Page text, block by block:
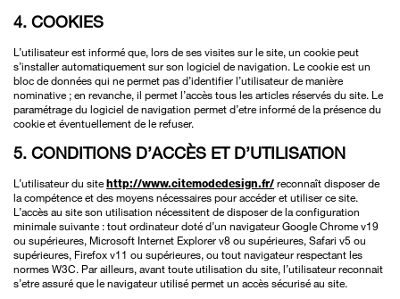
4. COOKIES
L’utilisateur est informé que, lors de ses visites sur le site, un cookie peut
s’installer automatiquement sur son logiciel de navigation. Le cookie est un
bloc de données qui ne permet pas d’identifier l’utilisateur de manière
nominative ; en revanche, il permet l’accès tous les articles réservés du site. Le
paramétrage du logiciel de navigation permet d’etre informé de la présence du
cookie et éventuellement de le refuser.
5. CONDITIONS D’ACCÈS ET D’UTILISATION
L’utilisateur du sitehttp://www.citemodedesign.fr/reconnaît disposer de
la compétence et des moyens nécessaires pour accéder et utiliser ce site.
L’accès au site son utilisation nécessitent de disposer de la configuration
minimale suivante : tout ordinateur doté d’un navigateur Google Chrome v19
ou supérieures, Microsoft Internet Explorer v8 ou supérieures, Safari v5 ou
supérieures, Firefox v11 ou supérieures, ou tout navigateur respectant les
normes W3C. Par ailleurs, avant toute utilisation du site, l’utilisateur reconnait
s’etre assuré que le navigateur utilisé permet un accès sécurisé au site.